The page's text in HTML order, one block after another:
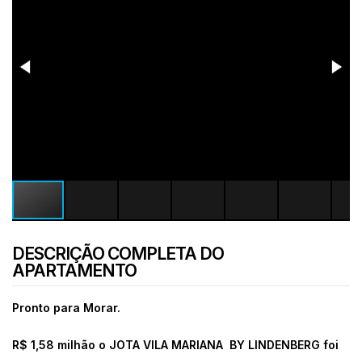
DESCRIÇÃO COMPLETA DO
APARTAMENTO
Pronto para Morar.
R$ 1,58 milhão o JOTA VILA MARIANA BY LINDENBERG foi